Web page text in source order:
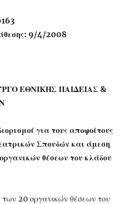
9/4/2008
ΕΘΝΙΚΗΣ ΠΑΙΔΕΙΑΣ &
για τους αποφοίτους
Σπουδών και άμεση
θέσεων του κλάδου
20 οργανικών θέσεων του